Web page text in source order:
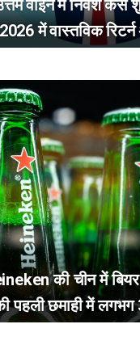
वाइन में निवेश
में वास्तविक
की चीन में
पहली छमाही में लगभग